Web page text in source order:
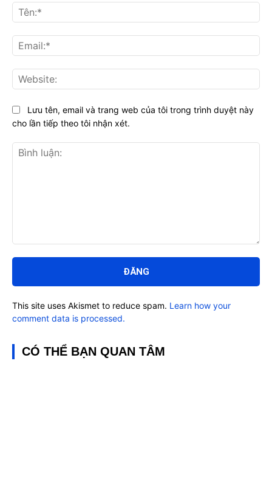
luận:
Lưu tên, email và trang web của tôi trong trình duyệt này
cho lần tiếp theo tôi nhận xét.
This site uses Akismet to reduce spam. Learn how your
comment data is processed.
CÓ THỂ BẠN QUAN TÂM